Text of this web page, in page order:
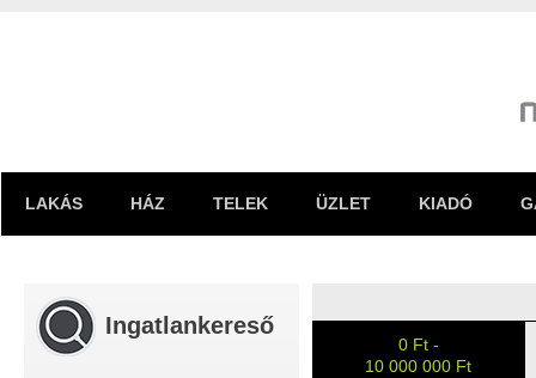
LAKÁS HÁZ TELEK ÜZLET KIADÓ
Ingatlankereső
0 Ft -
10 000 000 Ft